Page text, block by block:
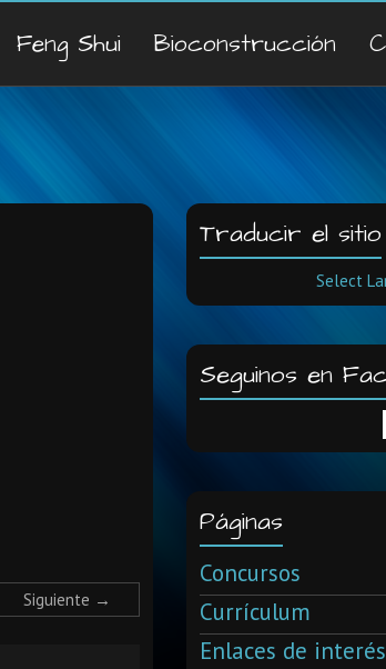
Feng Shui Bioconstrucción
Siguiente →
Traducir el sitio
Select
Seguinos en
Páginas
Concursos
Currículum
Enlaces de interés